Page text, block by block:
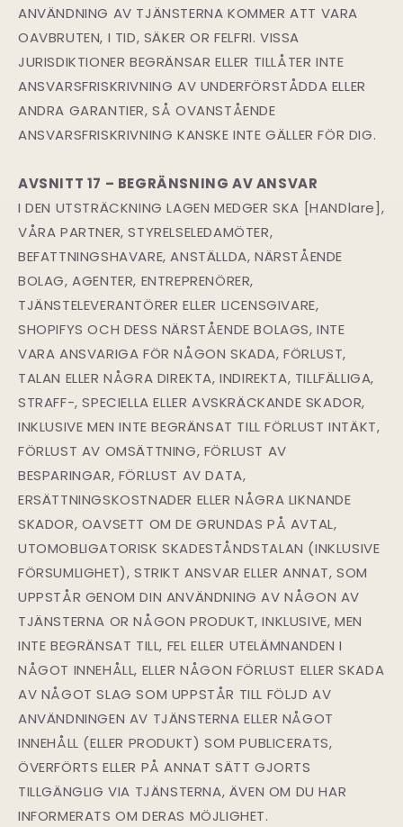
ANVÄNDNING AV TJÄNSTERNA KOMMER ATT VARA
OAVBRUTEN, I TID, SÄKER OR FELFRI. VISSA
JURISDIKTIONER BEGRÄNSAR ELLER TILLÅTER INTE
ANSVARSFRISKRIVNING AV UNDERFÖRSTÅDDA ELLER
ANDRA GARANTIER, SÅ OVANSTÅENDE
ANSVARSFRISKRIVNING KANSKE INTE GÄLLER FÖR DIG.
AVSNITT 17 – BEGRÄNSNING AV ANSVAR
I DEN UTSTRÄCKNING LAGEN MEDGER SKA [HANDlare],
VÅRA PARTNER, STYRELSELEDAMÖTER,
BEFATTNINGSHAVARE, ANSTÄLLDA, NÄRSTÅENDE
BOLAG, AGENTER, ENTREPRENÖRER,
TJÄNSTELEVERANTÖRER ELLER LICENSGIVARE,
SHOPIFYS OCH DESS NÄRSTÅENDE BOLAGS, INTE
VARA ANSVARIGA FÖR NÅGON SKADA, FÖRLUST,
TALAN ELLER NÅGRA DIREKTA, INDIREKTA, TILLFÄLLIGA,
STRAFF-, SPECIELLA ELLER AVSKRÄCKANDE SKADOR,
INKLUSIVE MEN INTE BEGRÄNSAT TILL FÖRLUST INTÄKT,
FÖRLUST AV OMSÄTTNING, FÖRLUST AV
BESPARINGAR, FÖRLUST AV DATA,
ERSÄTTNINGSKOSTNADER ELLER NÅGRA LIKNANDE
SKADOR, OAVSETT OM DE GRUNDAS PÅ AVTAL,
UTOMOBLIGATORISK SKADESTÅNDSTALAN (INKLUSIVE
FÖRSUMLIGHET), STRIKT ANSVAR ELLER ANNAT, SOM
UPPSTÅR GENOM DIN ANVÄNDNING AV NÅGON AV
TJÄNSTERNA OR NÅGON PRODUKT, INKLUSIVE, MEN
INTE BEGRÄNSAT TILL, FEL ELLER UTELÄMNANDEN I
NÅGOT INNEHÅLL, ELLER NÅGON FÖRLUST ELLER SKADA
AV NÅGOT SLAG SOM UPPSTÅR TILL FÖLJD AV
ANVÄNDNINGEN AV TJÄNSTERNA ELLER NÅGOT
INNEHÅLL (ELLER PRODUKT) SOM PUBLICERATS,
ÖVERFÖRTS ELLER PÅ ANNAT SÄTT GJORTS
TILLGÄNGLIG VIA TJÄNSTERNA, ÄVEN OM DU HAR
INFORMERATS OM DERAS MÖJLIGHET.